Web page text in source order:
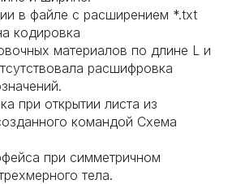
в файле с расширением *.txt
кодировка
материалов по длине L и
расшифровка
при открытии листа из
командой Схема
при симметричном
тела.